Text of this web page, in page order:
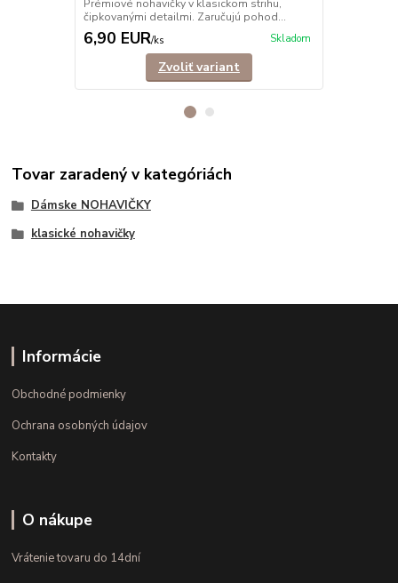
Prémiové nohavičky v klasickom strihu,
čipkovanými detailmi. Zaručujú pohod...
6,90 EUR/ks Skladom
Zvoliť variant
Tovar zaradený v kategóriách
Dámske NOHAVIČKY
klasické nohavičky
Informácie
Obchodné podmienky
Ochrana osobných údajov
Kontakty
O nákupe
Vrátenie tovaru do 14dní